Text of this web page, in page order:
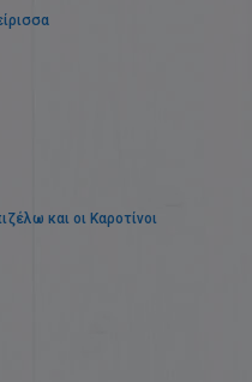
και οι Καροτίνοι